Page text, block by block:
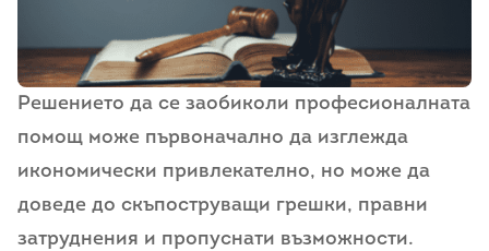
Решението да се заобиколи професионалната
помощ може първоначално да изглежда
икономически привлекателно, но може да
доведе до скъпоструващи грешки, правни
затруднения и пропуснати възможности.